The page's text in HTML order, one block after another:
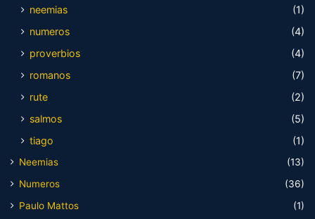
neemias
(1)
numeros
(4)
proverbios
(4)
romanos
(7)
rute
(2)
salmos
(5)
tiago
(1)
Neemias
(13)
Numeros
(36)
Paulo Mattos
(1)